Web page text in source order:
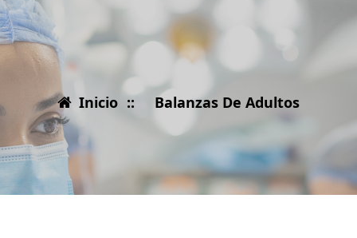
Inicio :: Balanzas De Adultos